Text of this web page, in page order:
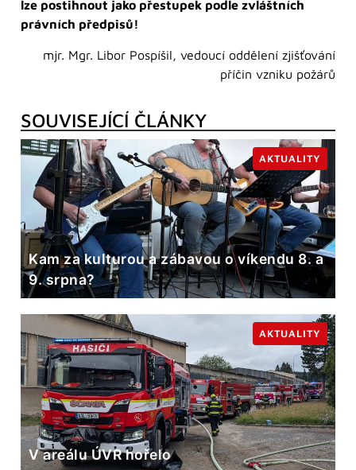
lze postihnout jako přestupek podle zvláštních
právních předpisů!
mjr. Mgr. Libor Pospíšil, vedoucí oddělení zjišťování
příčin vzniku požárů
SOUVISEJÍCÍ ČLÁNKY
Kam za kulturou a zábavou o víkendu 8. a
9. srpna?
AKTUALITY
V areálu ÚVR hořelo
AKTUALITY